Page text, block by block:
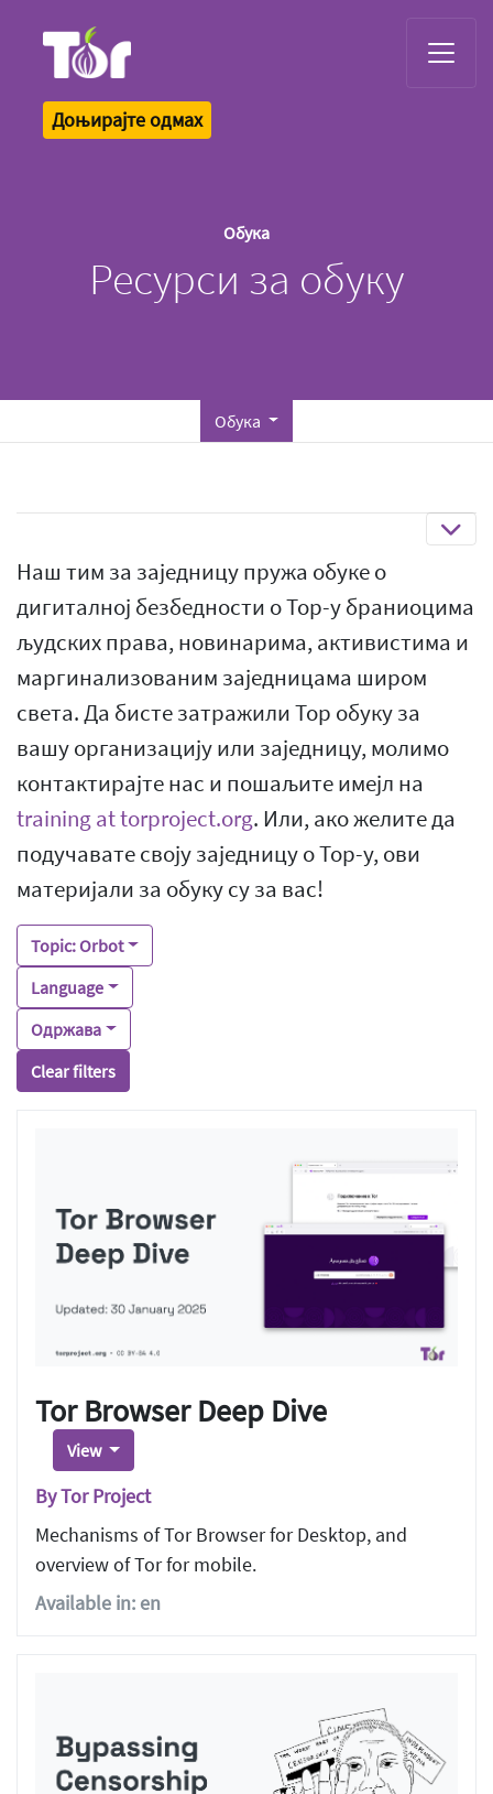
Доњирајте одмах
Обука
Ресурси за обуку
Обука
Наш тим за заједницу пружа обуке о
дигиталној безбедности о Тор-у браниоцима
људских права, новинарима, активистима и
маргинализованим заједницама широм
света. Да бисте затражили Тор обуку за
вашу организацију или заједницу, молимо
контактирајте нас и пошаљите имејл на
training at torproject.org. Или, ако желите да
подучавате своју заједницу о Тор-у, ови
материјали за обуку су за вас!
Topic: Orbot
Language
Одржава
Clear filters
Tor Browser Deep Dive
View
By Tor Project
Mechanisms of Tor Browser for Desktop, and
overview of Tor for mobile.
Available in: en